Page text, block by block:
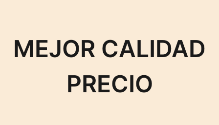
MEJOR CALIDAD
PRECIO